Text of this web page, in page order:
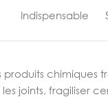
Indispensable
produits chimiques
joints, fragiliser